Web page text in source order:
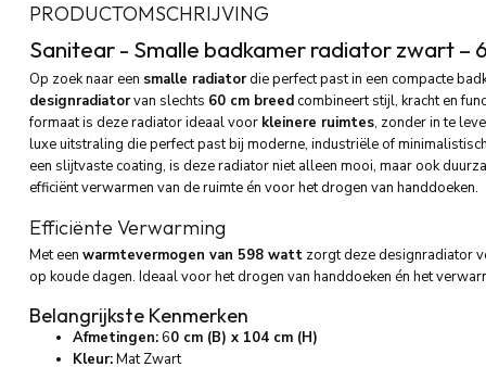
PRODUCTOMSCHRIJVING
Sanitear - Smalle badkamer radiator zwart–
Op zoek naar een smalle radiatordie perfect past in een compacte
designradiatorvan slechts 60 cm breedcombineert stijl, kracht en
formaat is deze radiator ideaal voor kleinere ruimtes, zonder in te
luxe uitstraling die perfect past bij moderne, industriële of
een slijtvaste coating, is deze radiator niet alleen mooi, maar ook
efficiënt verwarmen van de ruimte én voor het drogen van handdoeken.
Efficiënte Verwarming
Met een warmtevermogen van 598 watt zorgt deze designradiator
op koude dagen. Ideaal voor het drogen van handdoeken én het
Belangrijkste Kenmerken
Afmetingen:60 cm (B) x 104 cm (H)
Kleur:Mat Zwart